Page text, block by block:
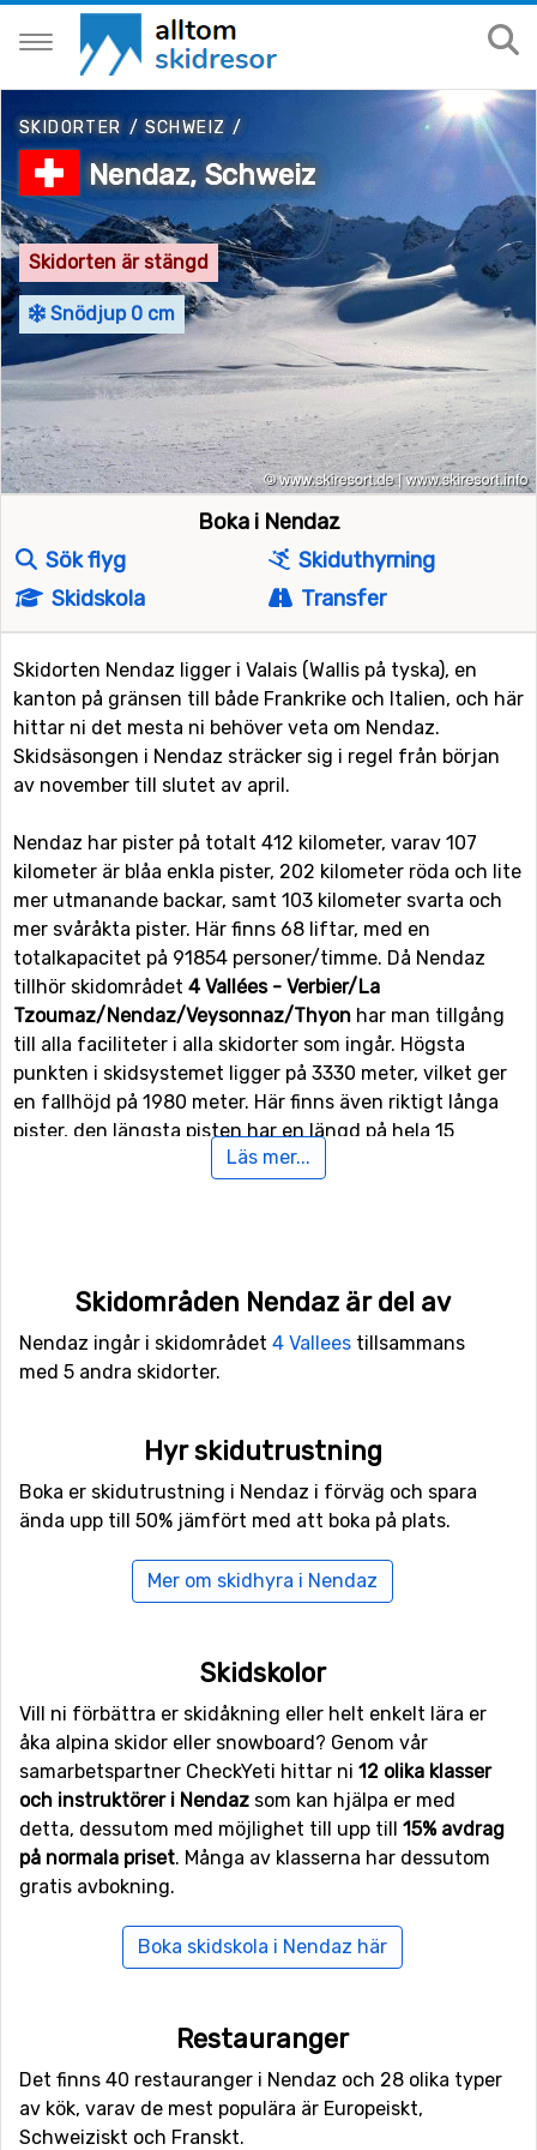
SKIDORTER / SCHWEIZ /
Nendaz, Schweiz
Skidorten är stängd
Snödjup 0 cm
Boka i Nendaz
Sök flyg
Skiduthyrning
Skidskola
Transfer
Skidorten Nendaz ligger i Valais (Wallis på tyska), en
kanton på gränsen till både Frankrike och Italien, och här
hittar ni det mesta ni behöver veta om Nendaz.
Skidsäsongen i Nendaz sträcker sig i regel från början
av november till slutet av april.
Nendaz har pister på totalt 412 kilometer, varav 107
kilometer är blåa enkla pister, 202 kilometer röda och lite
mer utmanande backar, samt 103 kilometer svarta och
mer svåråkta pister. Här finns 68 liftar, med en
totalkapacitet på 91854 personer/timme. Då Nendaz
tillhör skidområdet 4 Vallées - Verbier/La
Tzoumaz/Nendaz/Veysonnaz/Thyon har man tillgång
till alla faciliteter i alla skidorter som ingår. Högsta
punkten i skidsystemet ligger på 3330 meter, vilket ger
en fallhöjd på 1980 meter. Här finns även riktigt långa
pister, den längsta pisten har en längd på hela 15
finns här även tillgång till funpark, samt en halfpipe-
anläggning.
eller skidor i backarna kan man istället ägna sig åt
längskidåkning. Utöver skidåkning finns det här även
möjlighet till vinterhiking, och även en rodelbana om
man vill prova på det.
För er som vill flyga ner till Nendaz så är det flygplatsen
flygplats till Nendaz är 83 kilometer. Andra alternativa
flygplatser som är möjliga att flyga till ärGeneva
International Airport, Genève (91 kilometers avstånd),
samtTorino International Airport, Turin (113 kilometer
från skidorten).
Inte långt från Nendaz ligger skidortenVeysonnaz
(6 kilometer).
Läs mer...
Skidområden Nendaz är del av
Nendaz ingår i skidområdet 4 Vallees tillsammans
med 5 andra skidorter.
Hyr skidutrustning
Boka er skidutrustning i Nendaz i förväg och spara
ända upp till 50% jämfört med att boka på plats.
Mer om skidhyra i Nendaz
Skidskolor
Vill ni förbättra er skidåkning eller helt enkelt lära er
åka alpina skidor eller snowboard? Genom vår
samarbetspartner CheckYeti hittar ni 12 olika klasser
och instruktörer i Nendaz som kan hjälpa er med
detta, dessutom med möjlighet till upp till 15% avdrag
på normala priset. Många av klasserna har dessutom
gratis avbokning.
Boka skidskola i Nendaz här
Restauranger
Det finns 40 restauranger i Nendaz och 28 olika typer
av kök, varav de mest populära är Europeiskt,
Schweiziskt och Franskt.